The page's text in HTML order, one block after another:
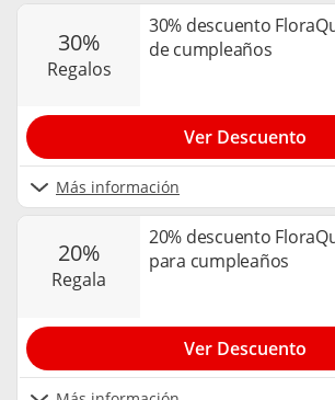
30%
regalos
30% descuento
de cumpleaños
Más información
Ver Descuento
20%
regala
20% descuento
para cumpleaños
Ver Descuento